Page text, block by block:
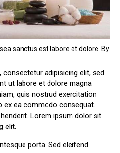
sanctus est labore et dolore. By
adipisicing elit, sed
ut labore et dolore magna
quis nostrud exercitation
ex ea commodo consequat.
Lorem ipsum dolor sit
elit.
porta. Sed eleifend